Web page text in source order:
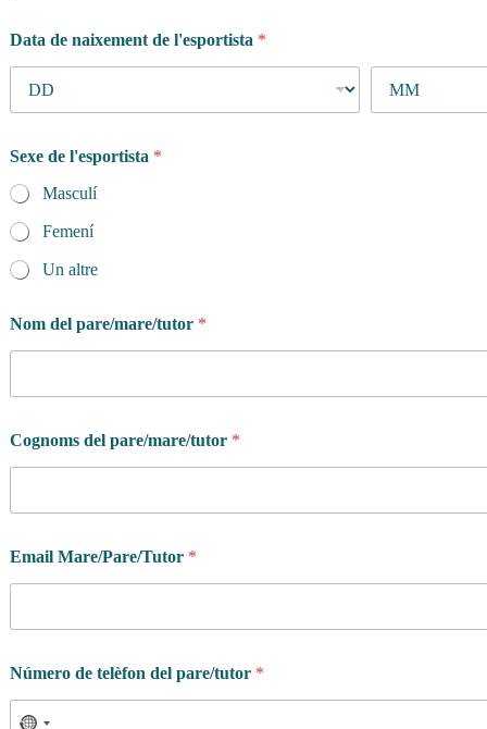
Data de naixement de l'esportista *
Sexe de l'esportista *
Masculí
Femení
Un altre
Nom del pare/mare/tutor *
Cognoms del pare/mare/tutor *
Email Mare/Pare/Tutor *
Número de telèfon del pare/tutor *